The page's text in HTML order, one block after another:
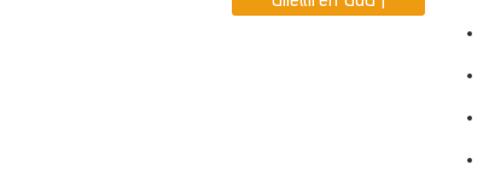
Pişmanlık duası var